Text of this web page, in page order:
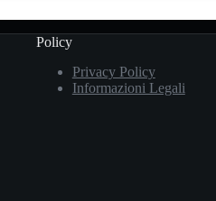
Policy
Privacy Policy
Informazioni Legali